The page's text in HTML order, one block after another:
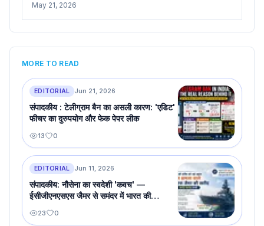
May 21, 2026
MORE TO READ
EDITORIAL Jun 21, 2026
संपादकीय : टेलीग्राम बैन का असली कारण: 'एडिट'
फीचर का दुरुपयोग और फेक पेपर लीक
13 0
EDITORIAL Jun 11, 2026
संपादकीय: नौसेना का स्वदेशी 'कवच' —
ईसीजीएनएसएस जैमर से समंदर में भारत की
23 0